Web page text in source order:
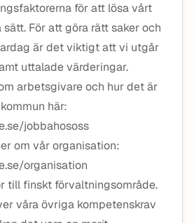
för att lösa vårt
För att göra rätt saker och
är det viktigt att vi utgår
uttalade värderingar.
arbetsgivare och hur det är
här:
jobbahososs
om vår organisation:
organisation
till finskt förvaltningsområde.
våra övriga kompetenskrav